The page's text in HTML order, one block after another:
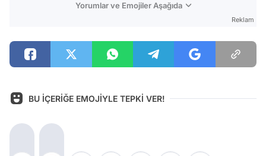
Yorumlar ve Emojiler Aşağıda
Reklam
BU İÇERİĞE EMOJİYLE TEPKİ VER!